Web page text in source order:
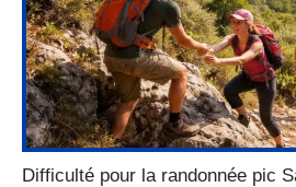
Difficulté pour la randonnée pic